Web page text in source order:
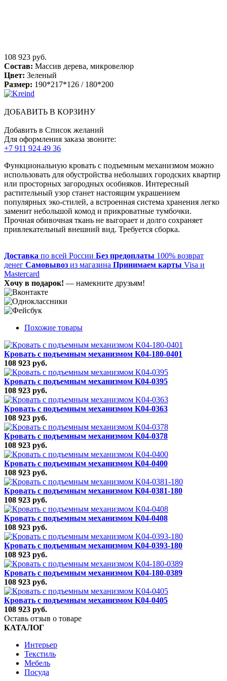
108 923 руб.
Состав: Массив дерева, микровелюр
Цвет: Зеленый
Размер: 190*217*126 / 180*200
ДОБАВИТЬ В КОРЗИНУ
Добавить в Список желаний
Для оформления заказа звоните:
+7 911 924 49 36
Функциональную кровать с подъемным механизмом можно
использовать для обустройства небольших городских квартир
или просторных загородных особняков. Интересный
растительный узор станет настоящим украшением
популярных эко-стилей, а встроенная система хранения легко
заменит небольшой комод и прикроватные тумбочки.
Прочная обивочная ткань не выгорает и долго сохраняет
привлекательный внешний вид. Требуется сборка.
Доставка по всей России Без предоплаты 100% возврат
денег Самовывоз из магазина Принимаем карты Visa и
Mastercard
Хочу в подарок! — намекните друзьям!
Похожие товары
Кровать с подъемным механизмом K04-180-0401
108 923 руб.
Кровать с подъемным механизмом K04-0395
108 923 руб.
Кровать с подъемным механизмом K04-0363
108 923 руб.
Кровать с подъемным механизмом K04-0378
108 923 руб.
Кровать с подъемным механизмом K04-0400
108 923 руб.
Кровать с подъемным механизмом K04-0381-180
108 923 руб.
Кровать с подъемным механизмом K04-0408
108 923 руб.
Кровать с подъемным механизмом K04-0393-180
108 923 руб.
Кровать с подъемным механизмом K04-180-0389
108 923 руб.
Кровать с подъемным механизмом K04-0405
108 923 руб.
Оставь отзыв о товаре
КАТАЛОГ
Интерьер
Текстиль
Мебель
Посуда